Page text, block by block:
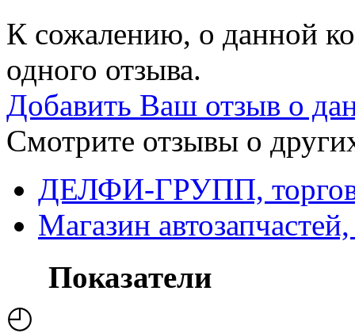
К сожалению, о данной
одного отзыва.
Добавить Ваш отзыв о
Смотрите отзывы о
ДЕЛФИ-ГРУПП,
Магазин
Показатели
◴